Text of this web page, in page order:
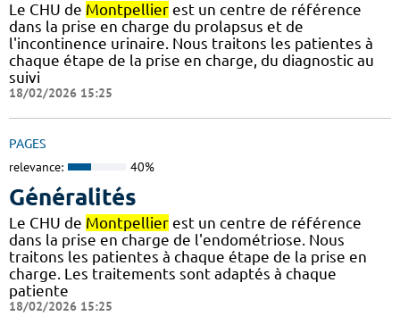
Le CHU de Montpellier est un centre de référence
dans la prise en charge du prolapsus et de
l'incontinence urinaire. Nous traitons les patientes à
chaque étape de la prise en charge, du diagnostic au
suivi
18/02/2026 15:25
PAGES
relevance: 40%
Généralités
Le CHU de Montpellier est un centre de référence
dans la prise en charge de l'endométriose. Nous
traitons les patientes à chaque étape de la prise en
charge. Les traitements sont adaptés à chaque
patiente
18/02/2026 15:25